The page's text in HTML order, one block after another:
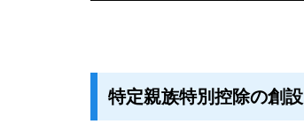
特定親族特別控除の創設